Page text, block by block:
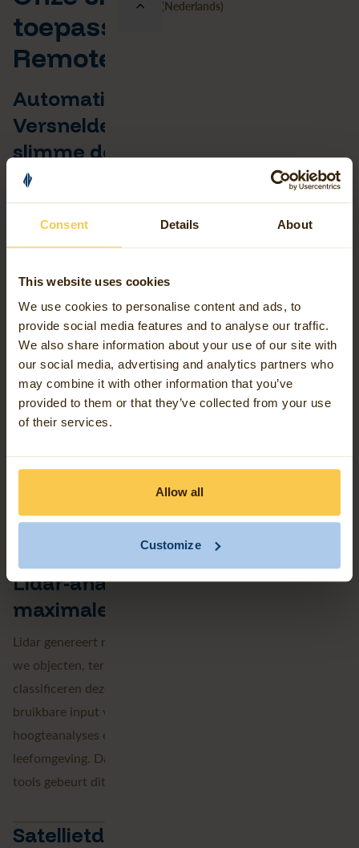
Consent Details About
This website uses cookies
We use cookies to personalise content and ads, to
provide social media features and to analyse our traffic.
We also share information about your use of our site with
our social media, advertising and analytics partners who
may combine it with other information that you’ve
provided to them or that they’ve collected from your use
of their services.
Allow all
Customize
België (Nederlands)
toepassingen voor
Remote Sensing
Automatische objectherkenning -
Versnelde data-analyse door
slimme detectie
Met machine learning classificeren we objecten op lucht-
of satellietbeelden, zoals gebouwen, auto’s, bomen of
infrastructuur. Ideaal voor grootschalige projecten waarin
snelheid en consistentie belangrijk zijn. Wij helpen bij het
opzetten van modellen, het trainen van algoritmes en het
automatiseren van het herkenningsproces.
Infraroodanalyse – onzichtbare
signalen voor heldere inzichten
Wij zetten infrarooddata om in overzichtelijke kaarten en
biodiversiteit of stedelijke hitteproblemen. Via slimme
vegetatiemonitoring.
Lidar-analyse - Precisie in 3D voor
maximale ruimtelijke grip
Lidar genereert nauwkeurige 3D-puntenwolken waarmee
we objecten, terreinen en vegetatie modelleren. We
classificeren deze data zorgvuldig en zetten ze om in
bruikbare input voor onder meer 3D-stadsmodellen,
hoogteanalyses en duurzame monitoring van de
leefomgeving. Dankzij onze ervaring met FME en andere
tools gebeurt dit efficiënt én betrouwbaar.
Satellietdata - scherpe analyses